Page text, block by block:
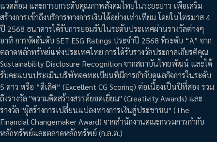
แวดล้อม และการยกระดับคุณภาพสังคมไทยในระยะยาว เพื่อเสริม
สร้างการเข้าถึงบริการทางการเงินได้อย่างเท่าเทียม โดยในไตรมาส 4
ปี 2568 ธนาคารได้รับการยอมรับในระดับประเทศผ่านรางวัลต่างๆ
อาทิ การจัดอันดับ SET ESG Ratings ประจำปี 2568 ที่ระดับ “A” จาก
ตลาดหลักทรัพย์แห่งประเทศไทย การได้รับรางวัลประกาศเกียรติคุณ
Sustainability Disclosure Recognition จากสถาบันไทยพัฒน์ และได้
รับคะแนนประเมินบริษัทจดทะเบียนที่มีการกำกับดูแลกิจการในระดับ
5 ดาว หรือ “ดีเลิศ” (Excellent CG Scoring) ต่อเนื่องเป็นปีที่สอง รวม
ถึงรางวัล "ความคิดสร้างสรรค์ยอดเยี่ยม" (Creativity Awards) และ
รางวัล "ผู้สร้างการเปลี่ยนแปลงทางการเงินสู่ประชาชน" (The
Financial Changemaker Award) จากสำนักงานคณะกรรมการกำกับ
หลักทรัพย์และตลาดหลักทรัพย์ (ก.ล.ต.)